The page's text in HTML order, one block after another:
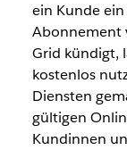
ein Kunde
Abonnement
Grid kündigt,
kostenlos
Diensten
gültigen
Kundinnen